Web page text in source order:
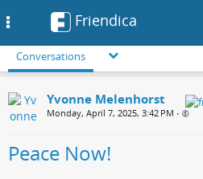
Friendica
Conversations
Yvonne Melenhorst
Monday, April 7, 2025, 3:42 PM •
Peace Now!